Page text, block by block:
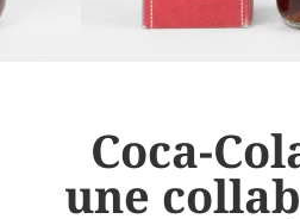
Coca-
une